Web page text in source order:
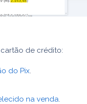
de crédito:
do Pix.
na venda.